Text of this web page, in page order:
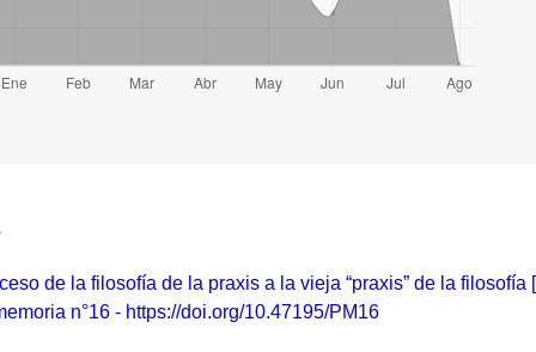
de la filosofía de la praxis a la vieja “praxis” de la
n°16 - https://doi.org/10.47195/PM16